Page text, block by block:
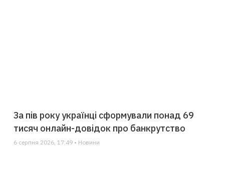
За пів року українці сформували понад 69
тисяч онлайн-довідок про банкрутство
6 серпня 2026, 17:49 • Новини